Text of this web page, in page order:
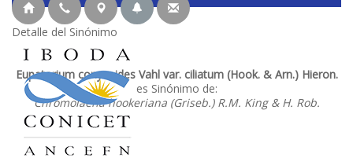
Detalle del Sinónimo
Eupatorium conyzoides Vahl var. ciliatum (Hook. & Arn.) Hieron.
es Sinónimo de:
Chromolaena hookeriana (Griseb.) R.M. King & H. Rob.